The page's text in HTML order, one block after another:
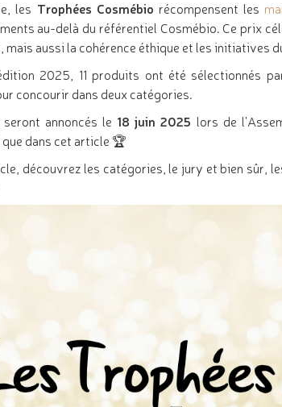
les Trophées Cosmébio récompensent les
au-delà du référentiel Cosmébio. Ce prix
mais aussi la cohérence éthique et les initiatives
2025, 11 produits ont été sélectionnés
concourir dans deux catégories.
annoncés le 18 juin 2025 lors de
dans cet article 🏆
découvrez les catégories, le jury et bien sûr,